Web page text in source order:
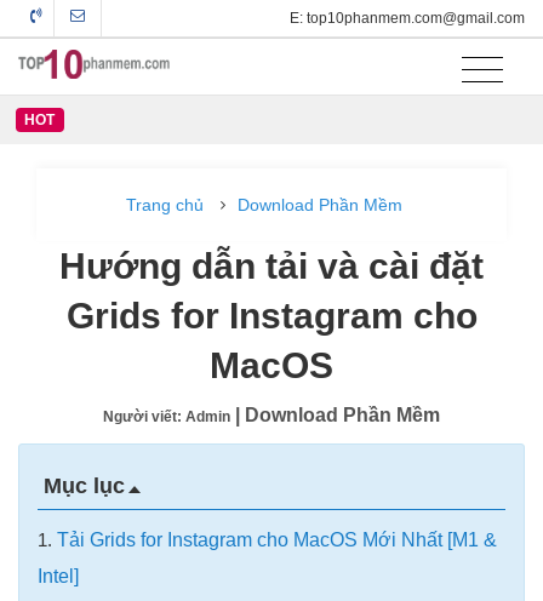
E: top10phanmem.com@gmail.com
HOT
Trang chủ Download Phần Mềm
Hướng dẫn tải và cài đặt
Grids for Instagram cho
MacOS
Người viết: Admin | Download Phần Mềm
Mục lục
1. Tải Grids for Instagram cho MacOS Mới Nhất [M1 &
Intel]